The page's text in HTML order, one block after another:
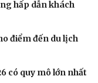
hấp dẫn khách
điểm đến du lịch
có quy mô lớn nhất